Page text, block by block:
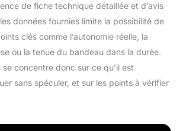
de fiche technique détaillée et d’avis
données fournies limite la possibilité de
clés comme l’autonomie réelle, la
ou la tenue du bandeau dans la durée.
concentre donc sur ce qu’il est
sans spéculer, et sur les points à vérifier